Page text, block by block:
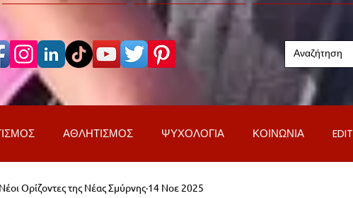
ΑΘΛΗΤΙΣΜΟΣ ΨΥΧΟΛΟΓΙΑ ΚΟΙΝΩΝΙΑ
ΠΡΟΣΩΠΑ & ΑΠΟΨΕΙΣ
Νέοι Ορίζοντες της Νέας Σμύρνης 14 Νοε 2025